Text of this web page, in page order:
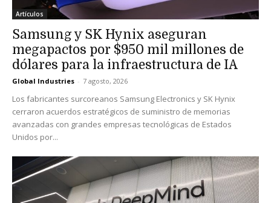
Artículos
Samsung y SK Hynix aseguran
megapactos por $950 mil millones de
dólares para la infraestructura de IA
Global Industries - 7 agosto, 2026
Los fabricantes surcoreanos Samsung Electronics y SK Hynix
cerraron acuerdos estratégicos de suministro de memorias
avanzadas con grandes empresas tecnológicas de Estados
Unidos por...